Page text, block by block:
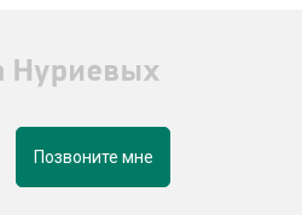
Позвоните мне